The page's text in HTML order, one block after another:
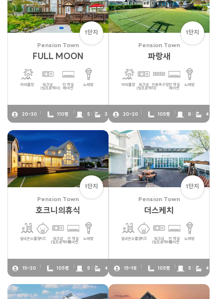
1단지
Pension Town
FULL MOON
야외풀장
워크샵
(빔프로젝터)
전 객실
에어컨
노래방
20~30 110평 5 : 3
1단지
Pension Town
파랑새
야외풀장
워크샵
(빔프로젝터)
전용족구장전 객실
에어컨
노래방
20~20 105평 8 : 4
1단지
Pension Town
호크니의휴식
실내온수풀장키즈
워크샵
(빔프로젝터)
전 객실
에어컨
노래방
15~20 105평 5 : 4
1단지
Pension Town
더스케치
실내온수풀장키즈
워크샵
(빔프로젝터)
전 객실
에어컨
노래방
15~18 105평 5 : 4